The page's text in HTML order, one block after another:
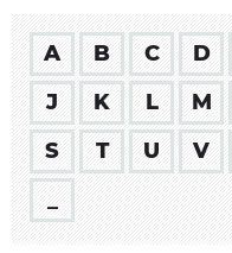
A B C D
J
K L M
S
T U V